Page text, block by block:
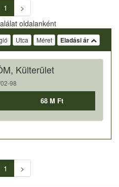
1
>
oldalanként
Utca Méret Eladási ár
Külterület
98
68 M Ft
1 >